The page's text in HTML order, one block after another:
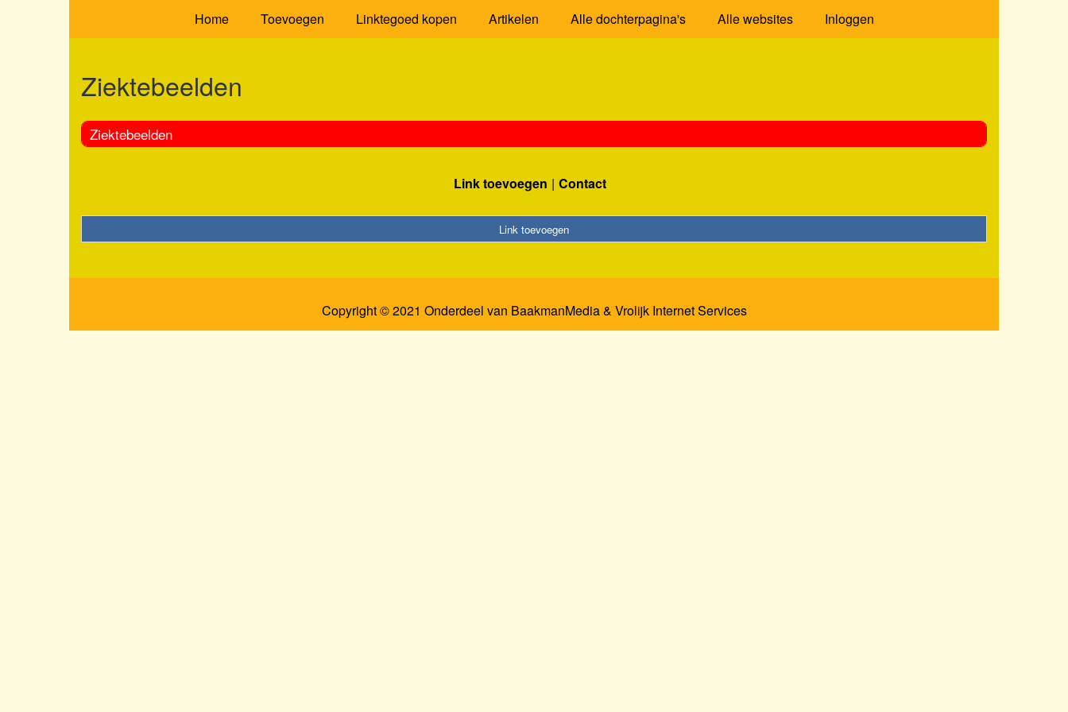
Home Toevoegen Linktegoed kopen Artikelen Alle dochterpagina's Alle websites Inloggen
Ziektebeelden
Ziektebeelden
Link toevoegen Contact
Link toevoegen
Copyright © 2021 Onderdeel van BaakmanMedia& Vrolijk Internet Services